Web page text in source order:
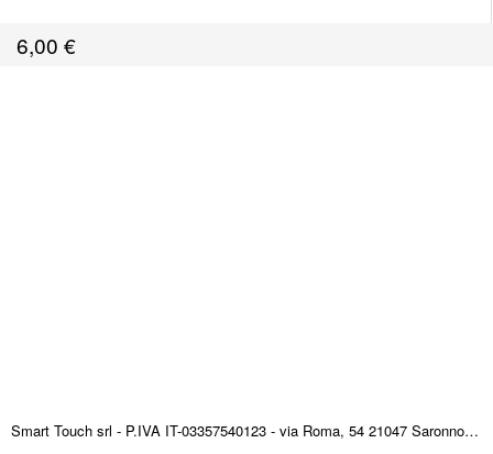
6,00 €
Smart Touch srl - P.IVA IT-03357540123 - via Roma, 54 21047 Saronno (VA) ITALY